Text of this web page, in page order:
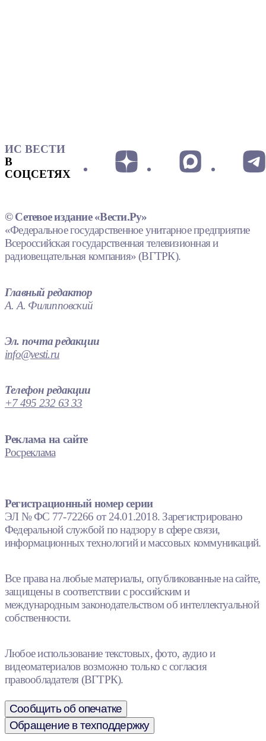
ИС ВЕСТИ
В
СОЦСЕТЯХ
© Сетевое издание «Вести.Ру»
«Федеральное государственное унитарное предприятие
Всероссийская государственная телевизионная и
радиовещательная компания» (ВГТРК).
Главный редактор
А. А. Филипповский
Эл. почта редакции
info@vesti.ru
Телефон редакции
+7 495 232 63 33
Реклама на сайте
Росреклама
Регистрационный номер серии
ЭЛ № ФС 77-72266 от 24.01.2018. Зарегистрировано
Федеральной службой по надзору в сфере связи,
информационных технологий и массовых коммуникаций.
Все права на любые материалы, опубликованные на сайте,
защищены в соответствии с российским и
международным законодательством об интеллектуальной
собственности.
Любое использование текстовых, фото, аудио и
видеоматериалов возможно только с согласия
правообладателя (ВГТРК).
Сообщить об опечатке
Обращение в техподдержку